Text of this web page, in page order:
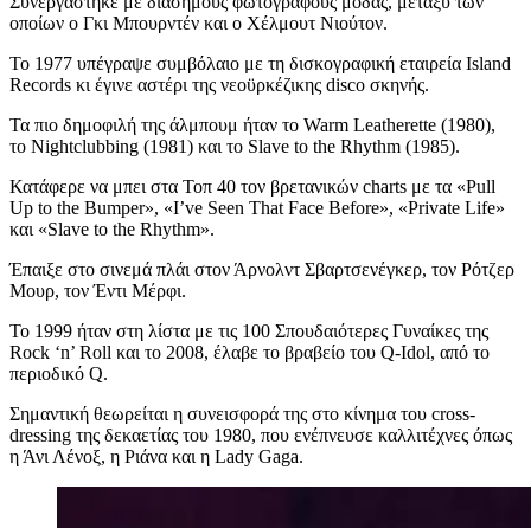
οποίων ο Γκι Μπουρντέν και ο Χέλμουτ Νιούτον.
Το 1977 υπέγραψε συμβόλαιο με τη δισκογραφική εταιρεία Island
Records κι έγινε αστέρι της νεοϋρκέζικης disco σκηνής.
Τα πιο δημοφιλή της άλμπουμ ήταν το Warm Leatherette (1980),
το Nightclubbing (1981) και το Slave to the Rhythm (1985).
Κατάφερε να μπει στα Τοπ 40 τον βρετανικών charts με τα «Pull
Up to the Bumper», «I’ve Seen That Face Before», «Private Life»
και «Slave to the Rhythm».
Έπαιξε στο σινεμά πλάι στον Άρνολντ Σβαρτσενέγκερ, τον Ρότζερ
Μουρ, τον Έντι Μέρφι.
Το 1999 ήταν στη λίστα με τις 100 Σπουδαιότερες Γυναίκες της
Rock ‘n’ Roll και το 2008, έλαβε το βραβείο του Q-Idol, από το
περιοδικό Q.
Σημαντική θεωρείται η συνεισφορά της στο κίνημα του cross-
dressing της δεκαετίας του 1980, που ενέπνευσε καλλιτέχνες όπως
η Άνι Λένοξ, η Ριάνα και η Lady Gaga.